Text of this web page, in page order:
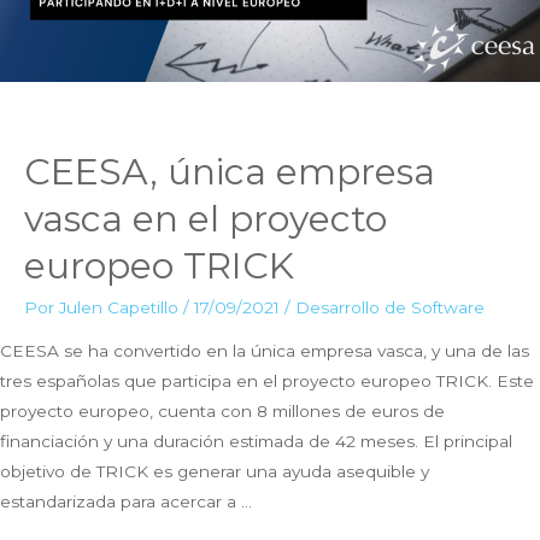
CEESA, única empresa
vasca en el proyecto
europeo TRICK
PorJulen Capetillo /17/09/2021 / Desarrollo de Software
CEESA se ha convertido en la única empresa vasca, y una de las
tres españolas que participa en el proyecto europeo TRICK. Este
proyecto europeo, cuenta con 8 millones de euros de
financiación y una duración estimada de 42 meses. El principal
objetivo de TRICK es generar una ayuda asequible y
estandarizada para acercar a …